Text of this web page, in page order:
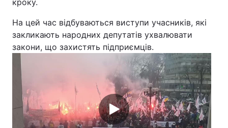
кроку.
На цей час відбуваються виступи учасників, які
закликають народних депутатів ухвалювати
закони, що захистять підприємців.